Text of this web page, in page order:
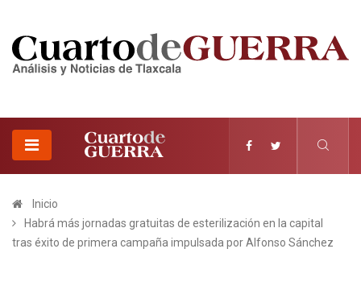
Inicio
Habrá más jornadas gratuitas de esterilización en la capital
tras éxito de primera campaña impulsada por Alfonso Sánchez